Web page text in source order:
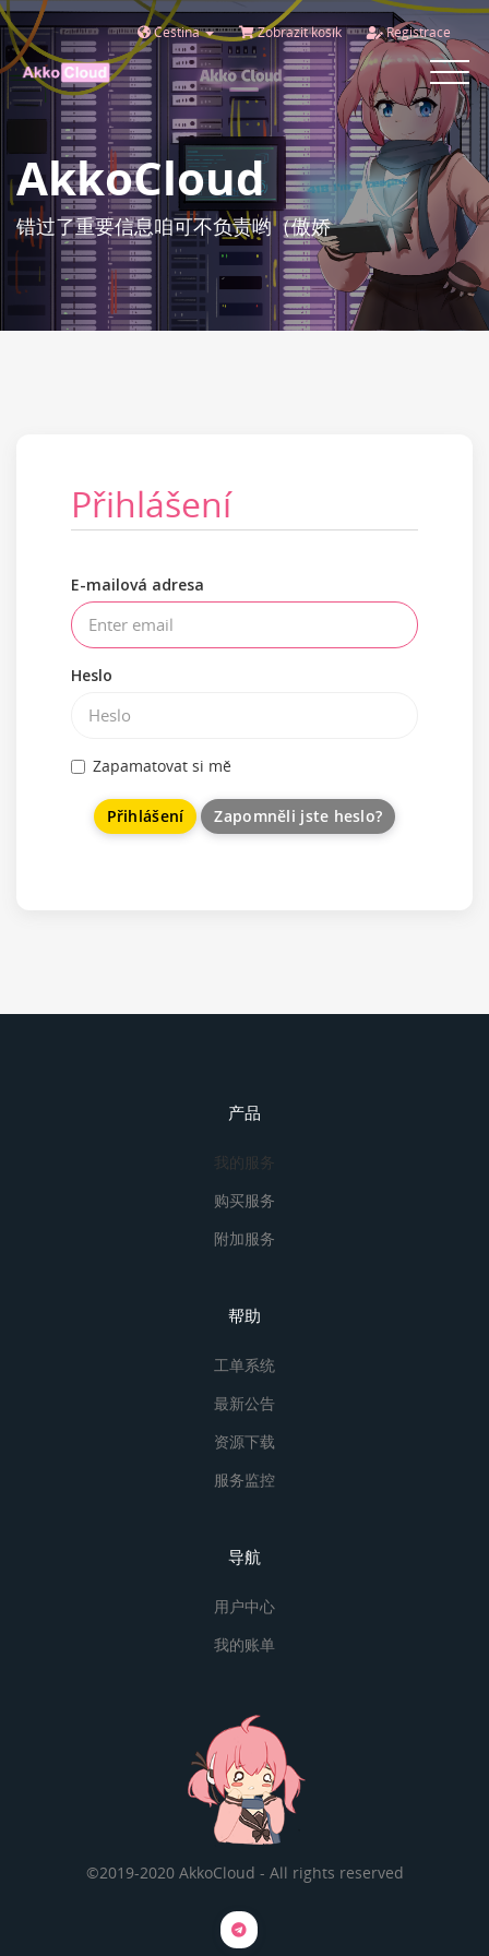
Čeština Zobrazit košík Registrace
Toggle
AkkoCloud
错过了重要信息咱可不负责哟（傲娇
Přihlášení
E-mailová adresa
Heslo
Zapamatovat si mě
Zapomněli jste heslo?
产品
我的服务
购买服务
附加服务
帮助
工单系统
最新公告
资源下载
服务监控
导航
用户中心
我的账单
©2019-2020 AkkoCloud - All rights reserved